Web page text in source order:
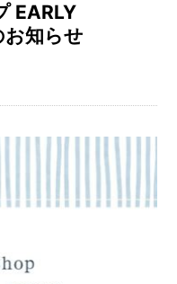
EARLY
知らせ